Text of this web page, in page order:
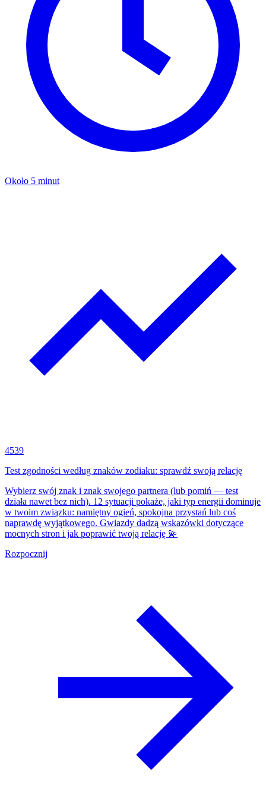
Około 5 minut
4539
Test zgodności według znaków zodiaku: sprawdź swoją relację
Wybierz swój znak i znak swojego partnera (lub pomiń — test
działa nawet bez nich). 12 sytuacji pokaże, jaki typ energii dominuje
w twoim związku: namiętny ogień, spokojna przystań lub coś
naprawdę wyjątkowego. Gwiazdy dadzą wskazówki dotyczące
mocnych stron i jak poprawić twoją relację 💫
Rozpocznij